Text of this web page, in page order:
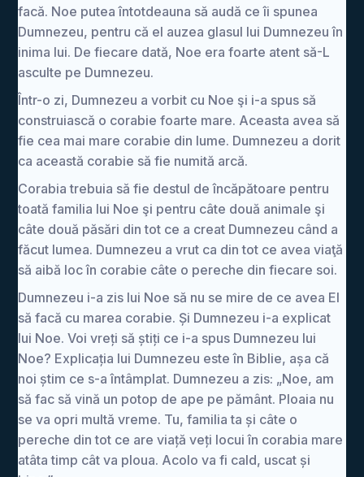
facă. Noe putea întotdeauna să audă ce îi spunea
Dumnezeu, pentru că el auzea glasul lui Dumnezeu în
inima lui. De fiecare dată, Noe era foarte atent să-L
asculte pe Dumnezeu.
Într-o zi, Dumnezeu a vorbit cu Noe şi i-a spus să
construiască o corabie foarte mare. Aceasta avea să
fie cea mai mare corabie din lume. Dumnezeu a dorit
ca această corabie să fie numită arcă.
Corabia trebuia să fie destul de încăpătoare pentru
toată familia lui Noe şi pentru câte două animale şi
câte două păsări din tot ce a creat Dumnezeu când a
făcut lumea. Dumnezeu a vrut ca din tot ce avea viaţă
să aibă loc în corabie câte o pereche din fiecare soi.
Dumnezeu i-a zis lui Noe să nu se mire de ce avea El
să facă cu marea corabie. Și Dumnezeu i-a explicat
lui Noe. Voi vreți să știți ce i-a spus Dumnezeu lui
Noe? Explicația lui Dumnezeu este în Biblie, așa că
noi știm ce s-a întâmplat. Dumnezeu a zis: „Noe, am
să fac să vină un potop de ape pe pământ. Ploaia nu
se va opri multă vreme. Tu, familia ta și câte o
pereche din tot ce are viață veți locui în corabia mare
atâta timp cât va ploua. Acolo va fi cald, uscat și